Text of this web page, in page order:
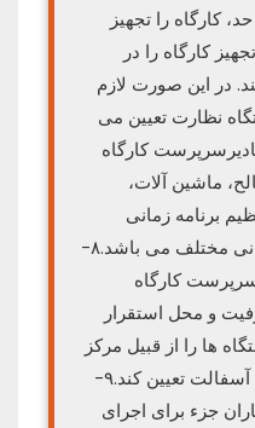
کارگاه را تجهیز
کارگاه را در
در این صورت لازم
نظارت تعیین می
برآورد مقادیرسرپرست کارگاه
ماشین آلات،
برنامه زمانی
مقادیر خریدها در مقاطع زمانی مختلف می باشد.۸-
کارگاه
و محل استقرار
ها را از قبیل مرکز
بتن، سنگ شکن و کارخانه ی آسفالت تعیین کند.۹-
جزء برای اجرای